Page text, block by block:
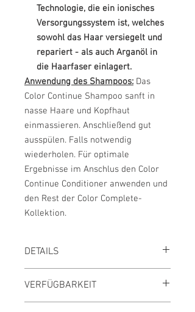
Technologie, die ein ionisches
Versorgungssystem ist, welches
sowohl das Haar versiegelt und
repariert - als auch Arganöl in
die Haarfaser einlagert.
Anwendung des Shampoos: Das
Color Continue Shampoo sanft in
nasse Haare und Kopfhaut
einmassieren. Anschließend gut
ausspülen. Falls notwendig
wiederholen. Für optimale
Ergebnisse im Anschlus den Color
Continue Conditioner anwenden und
den Rest der Color Complete-
Kollektion.
DETAILS
Sie sparen10 %
Preis inkl. MwSt., zzgl. Versand
VERFÜGBARKEIT